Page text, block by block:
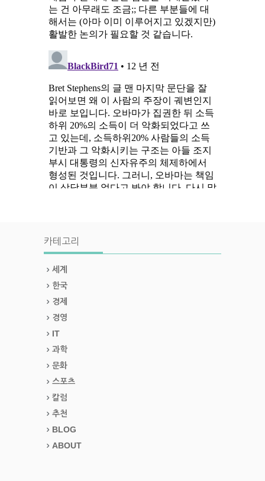
카테고리
세계
한국
경제
경영
IT
과학
문화
스포츠
칼럼
추천
BLOG
ABOUT